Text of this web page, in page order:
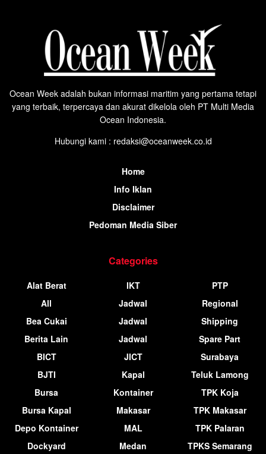
Ocean Week adalah bukan informasi maritim yang pertama tetapi
yang terbaik, terpercaya dan akurat dikelola oleh PT Multi Media
Ocean Indonesia.
Hubungi kami : redaksi@oceanweek.co.id
Home
Info Iklan
Disclaimer
Pedoman Media Siber
Categories
Alat Berat
All
Bea Cukai
Berita Lain
BICT
BJTI
Bursa
Bursa Kapal
Depo Kontainer
Dockyard
IKT
Jadwal
Jadwal
Jadwal
JICT
Kapal
Kontainer
Makasar
MAL
Medan
PTP
Regional
Shipping
Spare Part
Surabaya
Teluk Lamong
TPK Koja
TPK Makasar
TPK Palaran
TPKS Semarang